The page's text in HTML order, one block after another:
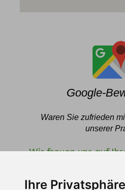
Ihre
Google-
Waren Sie zufrieden
unserer
Wir freuen uns auf